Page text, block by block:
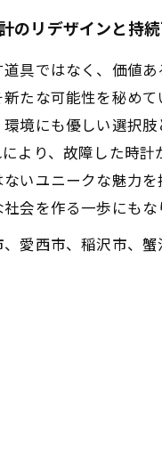
のリデザインと持
具ではなく、価値
たな可能性を秘め
境にも優しい選択
より、故障した時
いユニークな魅力
会を作る一歩にも
愛西市、稲沢市、蟹